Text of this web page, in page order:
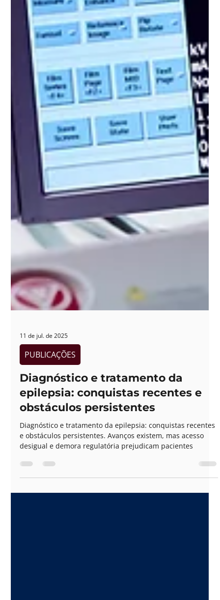
11 de jul. de 2025
PUBLICAÇÕES
Diagnóstico e tratamento da
epilepsia: conquistas recentes e
obstáculos persistentes
e obstáculos persistentes. Avanços existem, mas acesso